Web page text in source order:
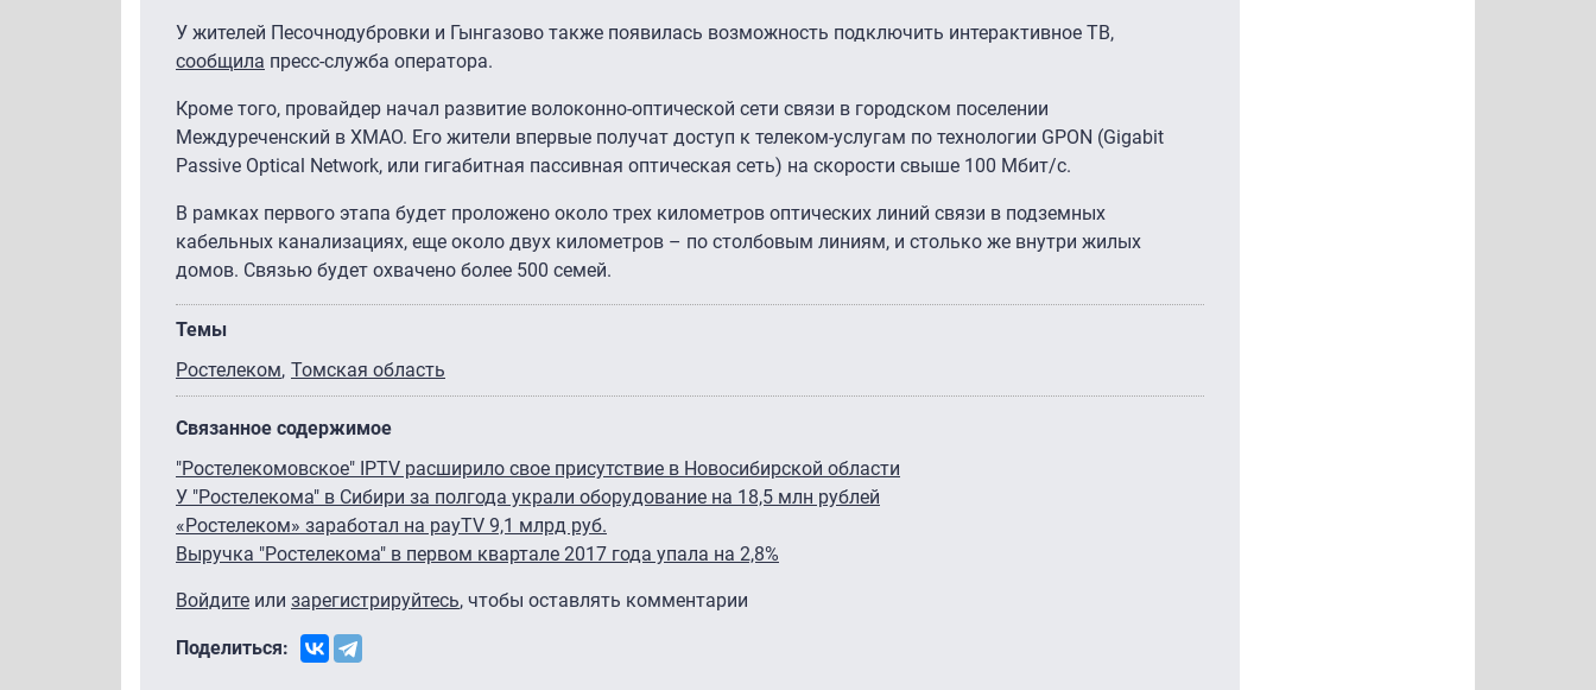
У жителей Песочнодубровки и Гынгазово также появилась возможность подключить интерактивное ТВ,
сообщила пресс-служба оператора.
Кроме того, провайдер начал развитие волоконно-оптической сети связи в городском поселении
Междуреченский в ХМАО. Его жители впервые получат доступ к телеком-услугам по технологии GPON (Gigabit
Passive Optical Network, или гигабитная пассивная оптическая сеть) на скорости свыше 100 Мбит/с.
В рамках первого этапа будет проложено около трех километров оптических линий связи в подземных
кабельных канализациях, еще около двух километров – по столбовым линиям, и столько же внутри жилых
домов. Связью будет охвачено более 500 семей.
Темы
Ростелеком Томская область
Связанное содержимое
"Ростелекомовское" IPTV расширило свое присутствие в Новосибирской области
У "Ростелекома" в Сибири за полгода украли оборудование на 18,5 млн рублей
«Ростелеком» заработал на payTV 9,1 млрд руб.
Выручка "Ростелекома" в первом квартале 2017 года упала на 2,8%
Войдите или зарегистрируйтесь, чтобы оставлять комментарии
Поделиться: